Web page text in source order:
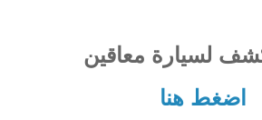
اضغط هنا